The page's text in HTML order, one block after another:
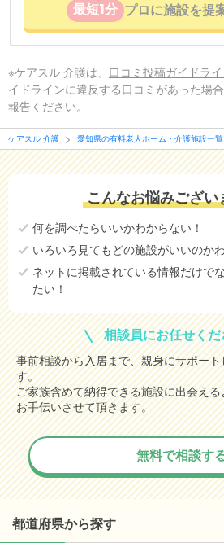
最短1分 プロに施設を提
※ケアスル 介護は、 口コミ投稿ガイドラ
イドラインに違反する口コミがあった場
報告ください。
ケアスル 介護 愛知県の有料老人ホーム・介護施設一覧
こんなお悩みござい
何を調べたらいいかわからない！
いろいろ見てもどの施設がいいのか
ネットに掲載されている情報だけで
たい！
相談員にお任せくだ
事前相談から入居まで、親身にサポート
す。
ご家族含めて納得できる施設に出会える
お手伝いさせて頂きます。
無料で相談す
都道府県から探す